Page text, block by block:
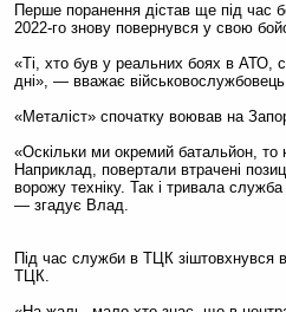
Перше поранення дістав ще під час
2022-го знову повернувся у свою
«Ті, хто був у реальних боях в АТО,
дні», — вважає
«Металіст» спочатку воював на
«Оскільки ми окремий батальйон, то
Наприклад, повертали втрачені
ворожу техніку. Так і тривала
— згадує Влад.
Під час служби в ТЦК зіштовхнувся
ТЦК.